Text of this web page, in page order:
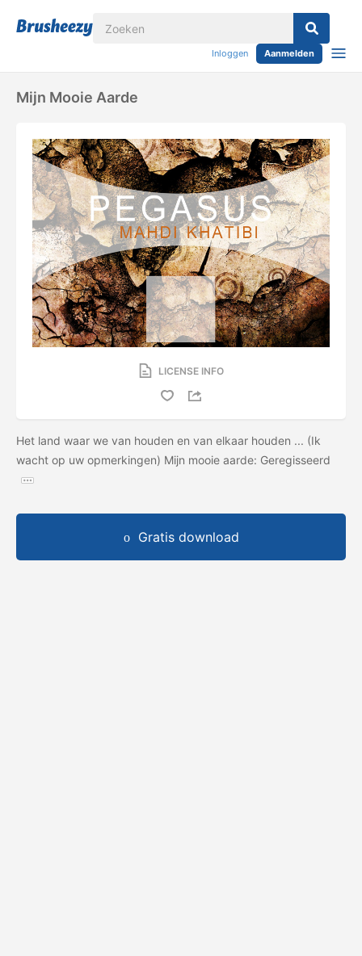
Inloggen Aanmelden
Mijn Mooie Aarde
LICENSE INFO
Het land waar we van houden en van elkaar houden ... (Ik
wacht op uw opmerkingen) Mijn mooie aarde: Geregisseerd
Gratis download